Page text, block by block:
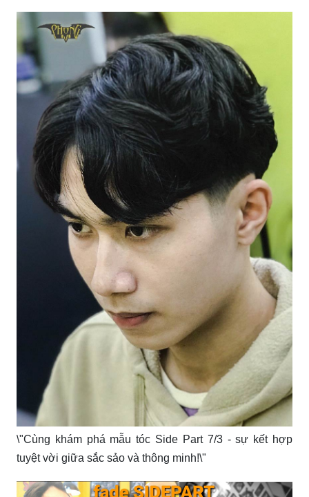
\"Cùng khám phá mẫu tóc Side Part 7/3 - sự kết hợp
tuyệt vời giữa sắc sảo và thông minh!\"